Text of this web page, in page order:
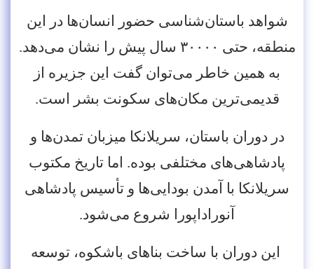
شواهد باستان‌شناسی حضور انسان‌ها در این
منطقه، حتی ۳۰۰۰۰ سال پیش را نشان می‌دهد.
به همین خاطر می‌توان گفت این جزیره از
قدیمی‌ترین مکان‌های سکونت بشر است.
در دوران باستان، سریلانکا میزبان تمدن‌ها و
پادشاهی‌های مختلفی بوده. اما تاریخ مکتوب
سریلانکا با آمدن بودایی‌ها و تأسیس پادشاهی
آنوراداپورا شروع می‌شود.
این دوران با ساخت بناهای باشکوه، توسعه